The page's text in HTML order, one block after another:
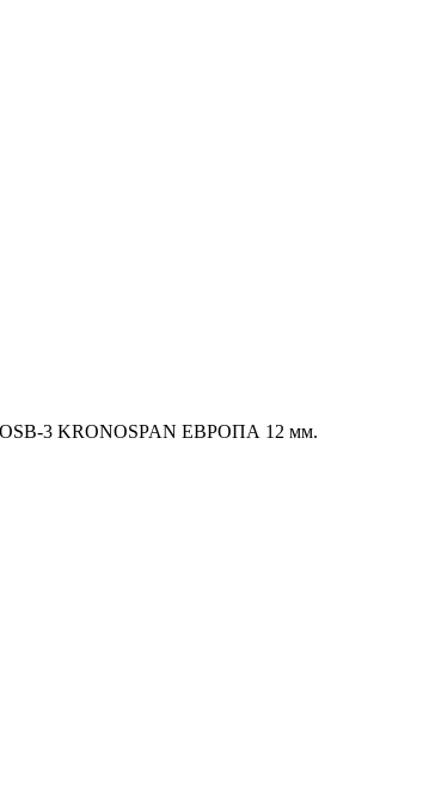
3 KRONOSPAN ЕВРОПА 12 мм.